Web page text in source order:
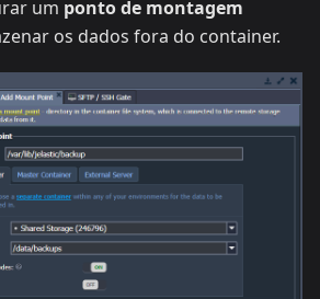
um ponto de montagem
os dados fora do container.